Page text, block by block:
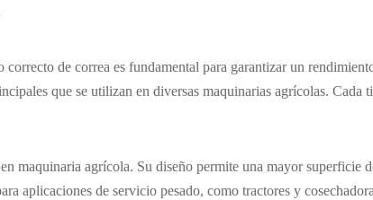
de correa es fundamental para garantizar un
que se utilizan en diversas maquinarias agrícolas. Cada
maquinaria agrícola. Su diseño permite una mayor superficie
aplicaciones de servicio pesado, como tractores y